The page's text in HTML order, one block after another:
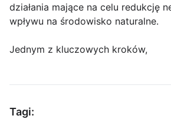
działania mające na celu redukcję
wpływu na środowisko naturalne.
Jednym z kluczowych kroków,
Tagi: